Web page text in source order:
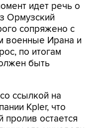
идет речь о
Ормузский
сопряжено с
военные Ирана и
по итогам
быть
ссылкой на
Kpler, что
остается